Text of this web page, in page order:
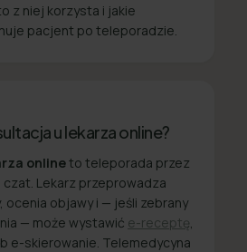
z niej korzysta i jakie
pacjent po teleporadzie.
u lekarza online?
onlineto teleporada przez
Lekarz przeprowadza
ocenia objawy i — jeśli zebrany
— może wystawić e-receptę
e-skierowanie. Telemedycyna